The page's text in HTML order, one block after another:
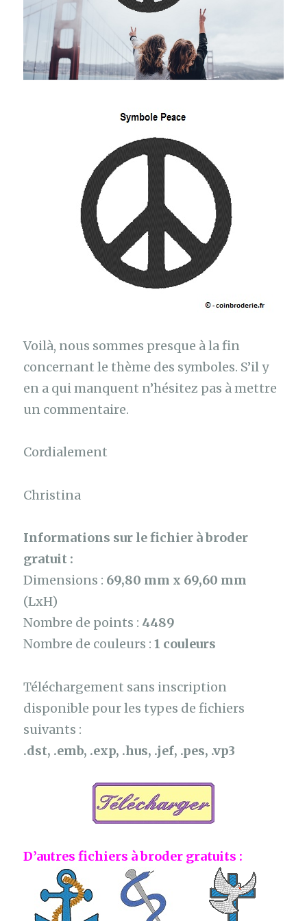
Voilà, nous sommes presque à la fin
concernant le thème des symboles. S’il y
en a qui manquent n’hésitez pas à mettre
un commentaire.
Cordialement
Christina
Informations sur le fichier à broder
gratuit :
Dimensions : 69,80 mm x 69,60 mm
(LxH)
Nombre de points : 4489
Nombre de couleurs :1 couleurs
Téléchargement sans inscription
disponible pour les types de fichiers
suivants :
.dst, .emb, .exp, .hus, .jef, .pes, .vp3
D’autres fichiers à broder gratuits :